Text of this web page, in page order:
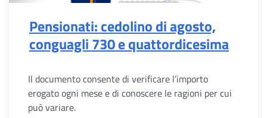
Pensionati: cedolino di agosto,
conguagli 730 e quattordicesima
Il documento consente di verificare l’importo
erogato ogni mese e di conoscere le ragioni per cui
può variare.